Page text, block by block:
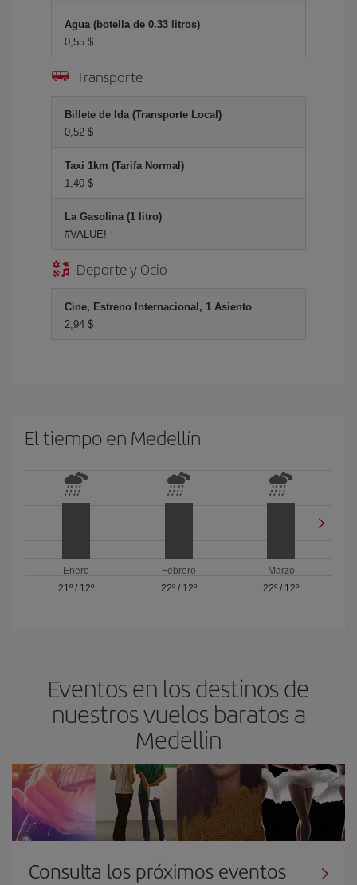
Agua (botella de 0.33 litros)
0,55 $
Transporte
Billete de Ida (Transporte Local)
0,52 $
Taxi 1km (Tarifa Normal)
1,40 $
La Gasolina (1 litro)
#VALUE!
Deporte y Ocio
Cine, Estreno Internacional, 1 Asiento
2,94 $
El tiempo en Medellín
Enero
21º/ 12º
Febrero
22º/ 12º
Marzo
22º / 12º
Eventos en los destinos de
nuestros vuelos baratos a
Medellin
Consulta los próximos eventos